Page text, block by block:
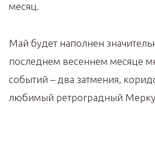
месяц.
Май будет наполнен
последнем весеннем месяце
событий – два затмения,
любимый ретроградный